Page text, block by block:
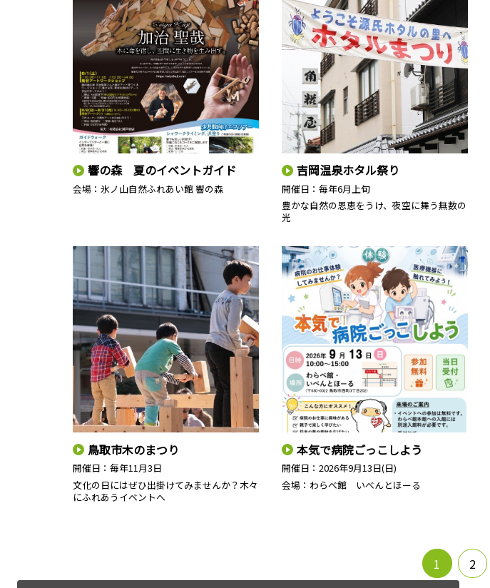
響の森 夏のイベントガイド
会場：氷ノ山自然ふれあい館 響の森
吉岡温泉ホタル祭り
豊かな自然の恩恵をうけ、夜空に舞う無数の
光
開催日： 毎年6月上旬
鳥取市木のまつり
文化の日にはぜひ出掛けてみませんか？木々
にふれあうイベントへ
開催日： 毎年11月3日
本気で病院ごっこしよう
会場：わらべ館 いべんとほーる
開催日： 2026年9月13日(日)
1 2